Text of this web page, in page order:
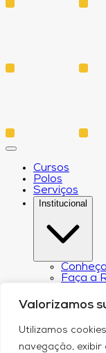
Valorizamos
Utilizamos
navegação,
Cursos
Polos
Serviços
Institucional
Faça a
Política